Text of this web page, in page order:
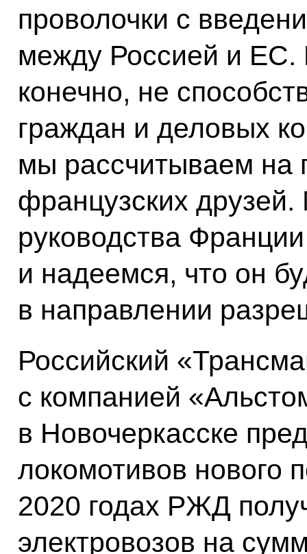
проволочки с
между Россией и
конечно, не
граждан и деловых
мы рассчитываем на
французских
руководства
и надеемся, что он
в направлении
Российский
с компанией
в Новочеркасске
локомотивов нового
2020 годах РЖД
электровозов на